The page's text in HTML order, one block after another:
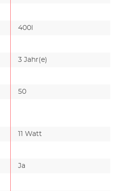
400l
3 Jahr(e)
50
11 Watt
Ja